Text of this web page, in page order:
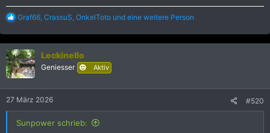
R
a
k
t
i
o
n
:
Graf66 CrassuS OnkelToto und eine weitere Person
Leckinello
Geniesser Aktiv
27 März 2026 #520
Sunpower schrieb: